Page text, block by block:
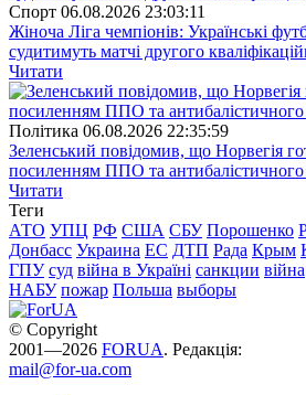
Спорт 06.08.2026 23:03:11
Жіноча Ліга чемпіонів: Українські
судитимуть матчі другого
Читати
Полiтика 06.08.2026 22:35:59
Зеленський повідомив, що Норвегія
посиленням ППО та антибалістичного
Читати
Теги
АТО УПЦ РФ США СБУ Порошенко
Донбасс Украина ЕС ДТП Рада Крым
ГПУ суд війна в Україні санкции війна
НАБУ пожар Польша выборы
© Copyright
2001—2026 FORUA. Редакція:
mail@for-ua.com